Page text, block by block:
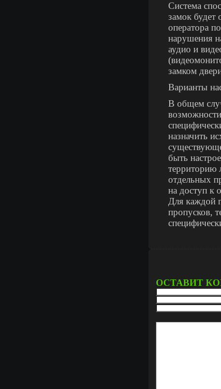
Система
замок будет
оператора
нарушения
аудио и
замком
Варианты
В общем
назначить
быть
территорию
отдельных
на доступ к
Для каждой
пропусков,
ОСТАВИТ